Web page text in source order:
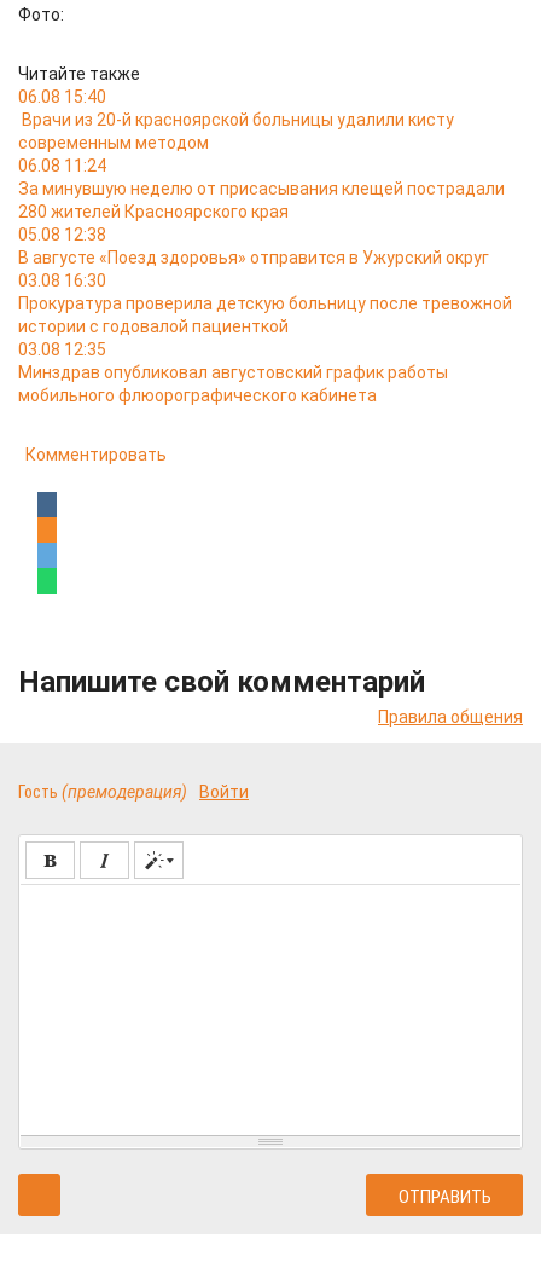
Фото:
Читайте также
06.08 15:40
Врачи из 20-й красноярской больницы удалили кисту
современным методом
06.08 11:24
За минувшую неделю от присасывания клещей пострадали
280 жителей Красноярского края
05.08 12:38
В августе «Поезд здоровья» отправится в Ужурский округ
03.08 16:30
Прокуратура проверила детскую больницу после тревожной
истории с годовалой пациенткой
03.08 12:35
Минздрав опубликовал августовский график работы
мобильного флюорографического кабинета
Комментировать
Напишите свой комментарий
Правила общения
Гость (премодерация) Войти